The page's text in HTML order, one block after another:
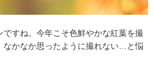
すね。今年こそ色鮮やかな紅葉を撮
なかなか思ったように撮れない…と悩